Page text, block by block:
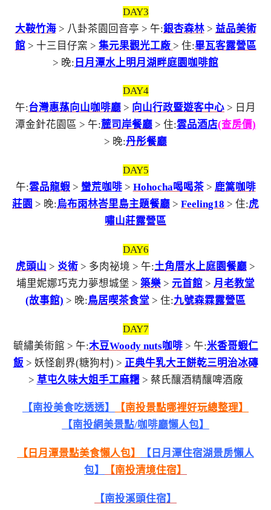
DAY3
大鞍竹海> 八卦茶園回音亭 > 午:銀杏森林> 益品美術
館> 十三目仔窯 > 集元果觀光工廠 > 住:畢瓦客露營區
> 晚: 日月潭水上明月湖畔庭園咖啡館
DAY4
午:台灣惠蓀向山咖啡廳 > 向山行政暨遊客中心 > 日月
潭金針花園區 > 午:麓司岸餐廳 > 住:雲品酒店(查房價)
> 晚:丹彤餐廳
DAY5
午:雲品龍蝦> 蠻荒咖啡> Hohocha喝喝茶> 鹿篙咖啡
莊園 > 晚:烏布雨林峇里島主題餐廳 > Feeling18 > 住:虎
嘯山莊露營區
DAY6
虎頭山 > 炎術 > 多肉祕境 > 午:土角厝水上庭園餐廳 >
埔里妮娜巧克力夢想城堡 > 築樂 > 元首館 > 月老教堂
(故事館) > 晚:鳥居喫茶食堂 > 住:九號森霖露營區
DAY7
毓繡美術館 > 午:木豆Woody nuts咖啡> 午:米香哥蝦仁
飯 > 妖怪創界(糖狗村) > 正典牛乳大王餅乾三明治冰磚
> 草屯久味大姐手工麻糬> 蔡氏釀酒精釀啤酒廠
【南投美食吃透透】
【南投景點哪裡好玩總整理】
【南投網美景點/咖啡廳懶人包】
【日月潭景點美食懶人包】
【日月潭住宿湖景房懶人
包】
【南投清境住宿】
【南投溪頭住宿】